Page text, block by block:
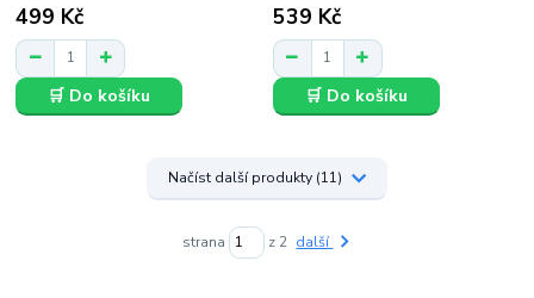
499 Kč
🛒 Do košíku
539 Kč
🛒 Do košíku
Načíst další produkty (11)
strana z 2 další